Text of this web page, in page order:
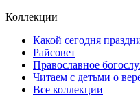
Коллекции
Какой сегодня
Райсовет
Православное
Читаем с детьми о
Все коллекции